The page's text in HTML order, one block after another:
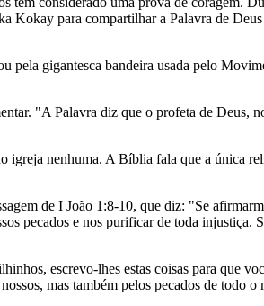
Kokay para compartilhar a Palavra de
pela gigantesca bandeira usada pelo
"A Palavra diz que o profeta de Deus,
igreja nenhuma. A Bíblia fala que a única
de I João 1:8-10, que diz: "Se
pecados e nos purificar de toda
escrevo-lhes estas coisas para que
mas também pelos pecados de todo o